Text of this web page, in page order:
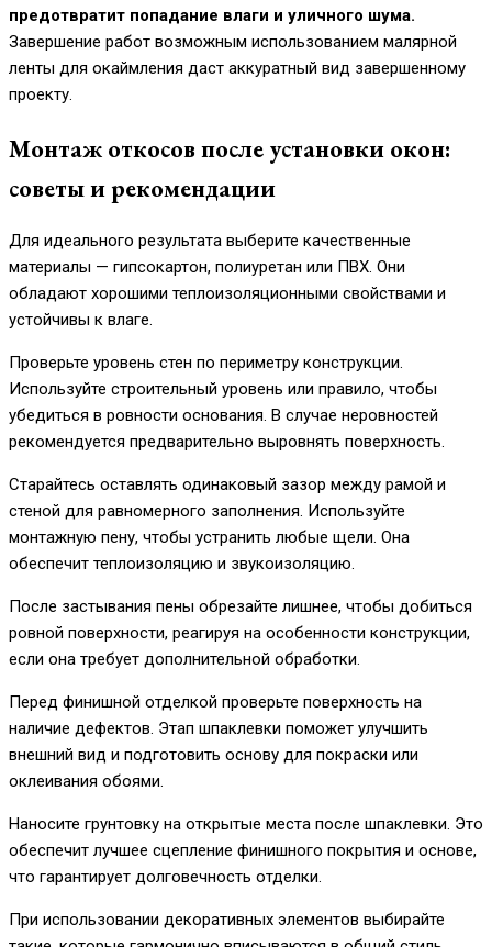
предотвратит попадание влаги и уличного шума.
Завершение работ возможным использованием малярной
ленты для окаймления даст аккуратный вид завершенному
проекту.
Монтаж откосов после установки окон:
советы и рекомендации
Для идеального результата выберите качественные
материалы — гипсокартон, полиуретан или ПВХ. Они
обладают хорошими теплоизоляционными свойствами и
устойчивы к влаге.
Проверьте уровень стен по периметру конструкции.
Используйте строительный уровень или правило, чтобы
убедиться в ровности основания. В случае неровностей
рекомендуется предварительно выровнять поверхность.
Старайтесь оставлять одинаковый зазор между рамой и
стеной для равномерного заполнения. Используйте
монтажную пену, чтобы устранить любые щели. Она
обеспечит теплоизоляцию и звукоизоляцию.
После застывания пены обрезайте лишнее, чтобы добиться
ровной поверхности, реагируя на особенности конструкции,
если она требует дополнительной обработки.
Перед финишной отделкой проверьте поверхность на
наличие дефектов. Этап шпаклевки поможет улучшить
внешний вид и подготовить основу для покраски или
оклеивания обоями.
Наносите грунтовку на открытые места после шпаклевки. Это
обеспечит лучшее сцепление финишного покрытия и основе,
что гарантирует долговечность отделки.
При использовании декоративных элементов выбирайте